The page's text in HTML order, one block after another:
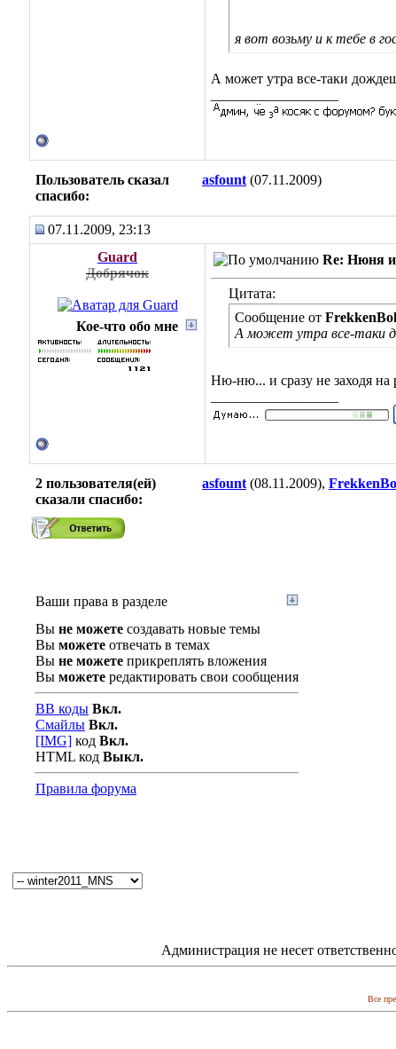
я вот возьму и к тебе в
А может утра все-таки
Пользователь сказал
cпасибо:
asfount (07.11.2009)
07.11.2009, 23:13
Guard
Добрячок
Кое-что обо мне
Re: Нюня
Цитата:
Сообщение от
А может утра все-таки
Ню-ню... и сразу не заходя на
2 пользователя(ей)
сказали cпасибо:
asfount (08.11.2009),
Ваши права в разделе
Вы не можете создавать новые темы
Вы можете отвечать в темах
Вы не можете прикреплять вложения
Вы можете редактировать свои сообщения
BB коды Вкл.
Смайлы Вкл.
[IMG] код Вкл.
HTML код Выкл.
Правила форума
Администрация не несет
Все